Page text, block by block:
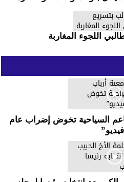
اللجوء المغاربة
السياحية تخوض إضراب عام